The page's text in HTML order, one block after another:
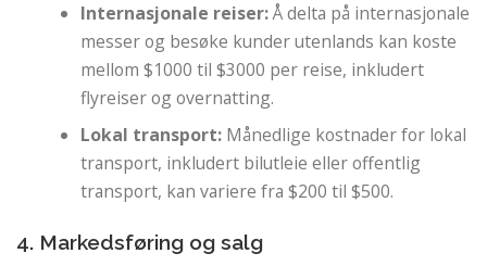
Internasjonale reiser:Å delta på internasjonale
messer og besøke kunder utenlands kan koste
mellom $1000 til $3000 per reise, inkludert
flyreiser og overnatting.
Lokal transport: Månedlige kostnader for lokal
transport, inkludert bilutleie eller offentlig
transport, kan variere fra $200 til $500.
4. Markedsføring og salg